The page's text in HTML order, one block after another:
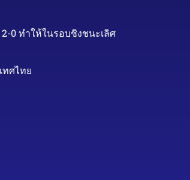
0 ทำให้ในรอบชิงชนะเลิศ
ทศไทย